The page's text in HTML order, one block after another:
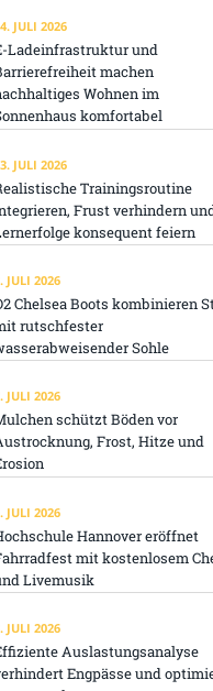
JULI 2026
Ladeinfrastruktur und
machen
Wohnen im
komfortabel
JULI 2026
Trainingsroutine
Frust verhindern
konsequent feiern
JULI 2026
Chelsea Boots kombinieren
rutschfester
Sohle
JULI 2026
schützt Böden vor
Frost, Hitze und
JULI 2026
Hannover eröffnet
mit kostenlosem
Livemusik
JULI 2026
Auslastungsanalyse
Engpässe und